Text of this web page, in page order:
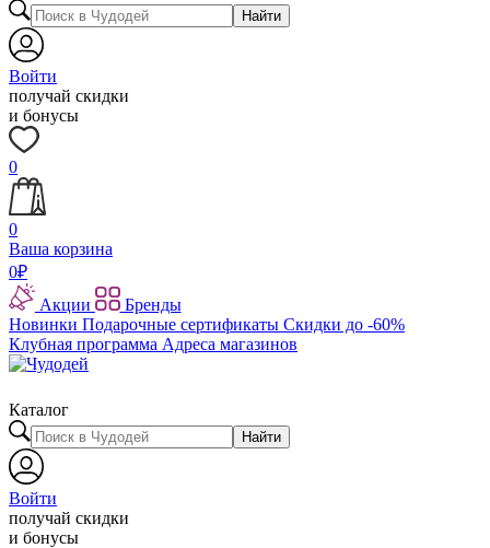
Найти
Войти
получай скидки
и бонусы
0
0
Ваша корзина
0₽
Акции
Бренды
Новинки Подарочные сертификаты Скидки до -60%
Клубная программа Адреса магазинов
Каталог
Найти
Войти
получай скидки
и бонусы